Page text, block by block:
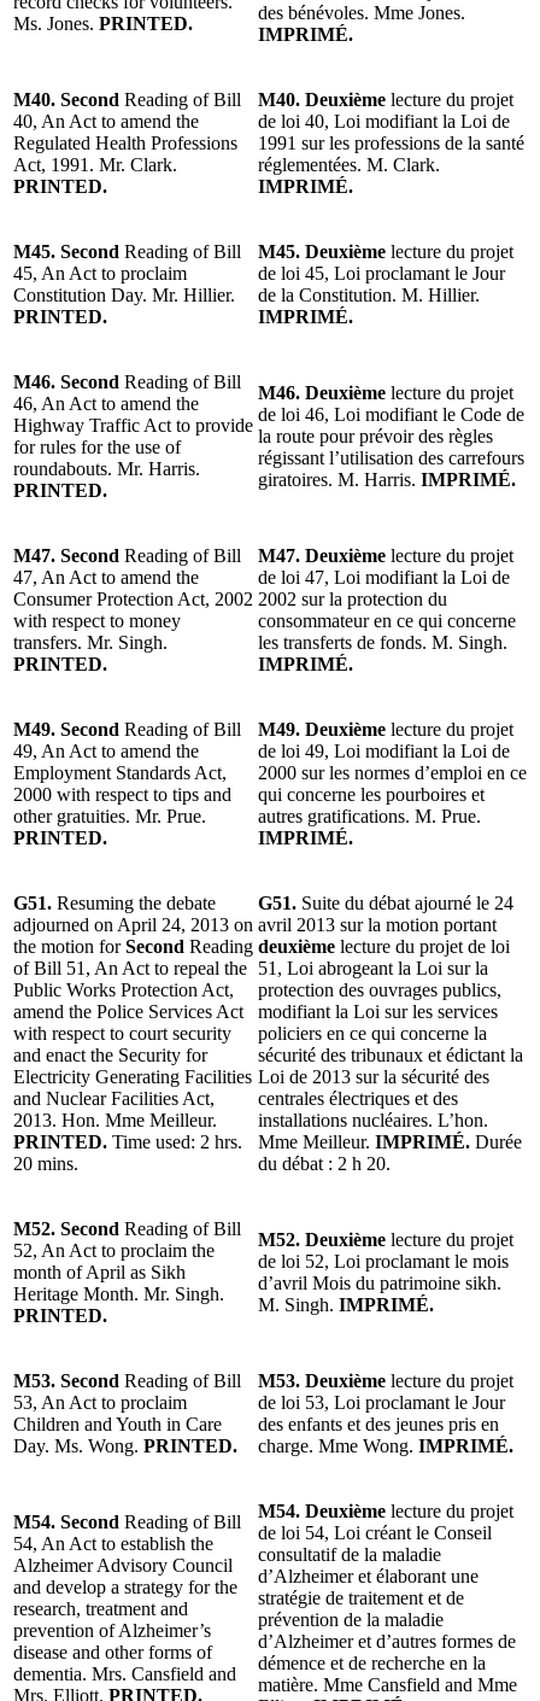
Ms. Jones. PRINTED.
des bénévoles. Mme Jones.
IMPRIMÉ.
M40. Second Reading of Bill
40, An Act to amend the
Regulated Health Professions
Act, 1991. Mr. Clark.
PRINTED.
M40. Deuxième lecture du projet
de loi 40, Loi modifiant la Loi de
1991 sur les professions de la santé
réglementées. M. Clark.
IMPRIMÉ.
M45. Second Reading of Bill
45, An Act to proclaim
Constitution Day. Mr. Hillier.
PRINTED.
M45. Deuxième lecture du projet
de loi 45, Loi proclamant le Jour
de la Constitution. M. Hillier.
IMPRIMÉ.
M46. Second Reading of Bill
46, An Act to amend the
Highway Traffic Act to provide
for rules for the use of
roundabouts. Mr. Harris.
PRINTED.
M46. Deuxième lecture du projet
de loi 46, Loi modifiant le Code de
la route pour prévoir des règles
régissant l’utilisation des carrefours
giratoires. M. Harris. IMPRIMÉ.
M47. Second Reading of Bill
47, An Act to amend the
Consumer Protection Act, 2002
with respect to money
transfers. Mr. Singh.
PRINTED.
M47. Deuxième lecture du projet
de loi 47, Loi modifiant la Loi de
2002 sur la protection du
consommateur en ce qui concerne
les transferts de fonds. M. Singh.
IMPRIMÉ.
M49. Second Reading of Bill
49, An Act to amend the
Employment Standards Act,
2000 with respect to tips and
other gratuities. Mr. Prue.
PRINTED.
M49. Deuxième lecture du projet
de loi 49, Loi modifiant la Loi de
2000 sur les normes d’emploi en ce
qui concerne les pourboires et
autres gratifications. M. Prue.
IMPRIMÉ.
G51. Resuming the debate
adjourned on April 24, 2013 on
the motion forSecond Reading
of Bill 51, An Act to repeal the
Public Works Protection Act,
amend the Police Services Act
with respect to court security
and enact the Security for
Electricity Generating Facilities
and Nuclear Facilities Act,
2013. Hon. Mme Meilleur.
PRINTED. Time used: 2 hrs.
20 mins.
G51. Suite du débat ajourné le 24
avril 2013 sur la motion portant
deuxième lecture du projet de loi
51, Loi abrogeant la Loi sur la
protection des ouvrages publics,
modifiant la Loi sur les services
policiers en ce qui concerne la
sécurité des tribunaux et édictant la
Loi de 2013 sur la sécurité des
centrales électriques et des
installations nucléaires. L’hon.
Mme Meilleur. IMPRIMÉ. Durée
du débat : 2 h 20.
M52. Second Reading of Bill
52, An Act to proclaim the
month of April as Sikh
Heritage Month. Mr. Singh.
PRINTED.
M52. Deuxième lecture du projet
de loi 52, Loi proclamant le mois
d’avril Mois du patrimoine sikh.
M. Singh. IMPRIMÉ.
M53. Second Reading of Bill
53, An Act to proclaim
Children and Youth in Care
Day. Ms. Wong. PRINTED.
M53. Deuxième lecture du projet
de loi 53, Loi proclamant le Jour
des enfants et des jeunes pris en
charge. Mme Wong. IMPRIMÉ.
M54. Second Reading of Bill
54, An Act to establish the
Alzheimer Advisory Council
and develop a strategy for the
research, treatment and
prevention of Alzheimer’s
disease and other forms of
dementia. Mrs. Cansfield and
Mrs. Elliott. PRINTED.
M54. Deuxième lecture du projet
de loi 54, Loi créant le Conseil
consultatif de la maladie
d’Alzheimer et élaborant une
stratégie de traitement et de
prévention de la maladie
d’Alzheimer et d’autres formes de
démence et de recherche en la
matière. Mme Cansfield and Mme